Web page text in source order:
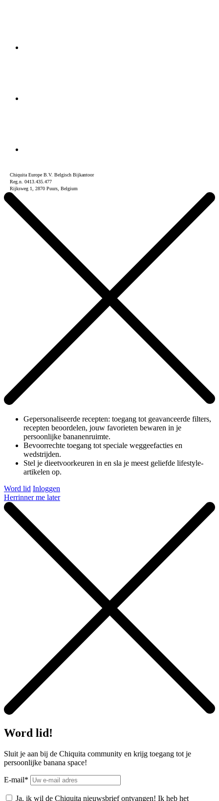
Chiquita Europe B.V. Belgisch Bijkantoor
Reg.n. 0413.435.477
Rijksweg 1, 2870 Puurs, Belgium
Gepersonaliseerde recepten: toegang tot geavanceerde filters,
recepten beoordelen, jouw favorieten bewaren in je
persoonlijke bananenruimte.
Bevoorrechte toegang tot speciale weggeefacties en
wedstrijden.
Stel je dieetvoorkeuren in en sla je meest geliefde lifestyle-
artikelen op.
Word lid Inloggen
Herrinner me later
Word lid!
Sluit je aan bij de Chiquita community en krijg toegang tot je
persoonlijke banana space!
E-mail*
Ja, ik wil de Chiquita nieuwsbrief ontvangen! Ik heb het